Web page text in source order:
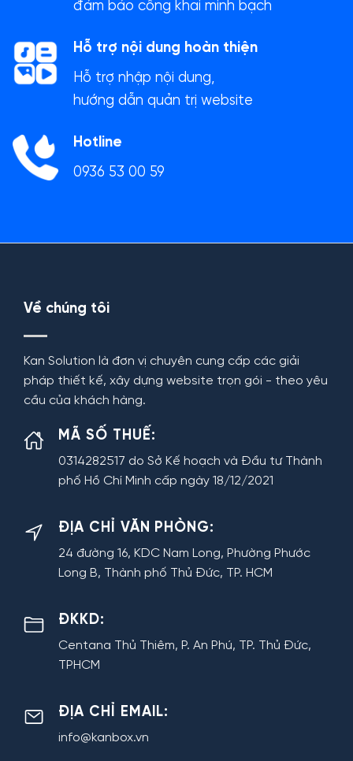
đảm bảo công khai minh bạch
Hỗ trợ nội dung hoàn thiện
Hỗ trợ nhập nội dung,
hướng dẫn quản trị website
Hotline
0936 53 00 59
Về chúng tôi
Kan Solution là đơn vị chuyên cung cấp các giải
pháp thiết kế, xây dựng website trọn gói - theo yêu
cầu của khách hàng.
MÃ SỐ THUẾ:
0314282517 do Sở Kế hoạch và Đầu tư Thành
phố Hồ Chí Minh cấp ngày 18/12/2021
ĐỊA CHỈ VĂN PHÒNG:
24 đường 16, KDC Nam Long, Phường Phước
Long B, Thành phố Thủ Đức, TP. HCM
ĐKKD:
Centana Thủ Thiêm, P. An Phú, TP. Thủ Đức,
TPHCM
ĐỊA CHỈ EMAIL:
info@kanbox.vn